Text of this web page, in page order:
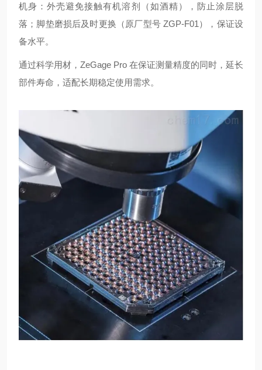
机身：外壳避免接触有机溶剂（如酒精），防止涂层脱
落；脚垫磨损后及时更换（原厂型号 ZGP-F01），保证设
备水平。
通过科学用材，ZeGage Pro 在保证测量精度的同时，延长
部件寿命，适配长期稳定使用需求。